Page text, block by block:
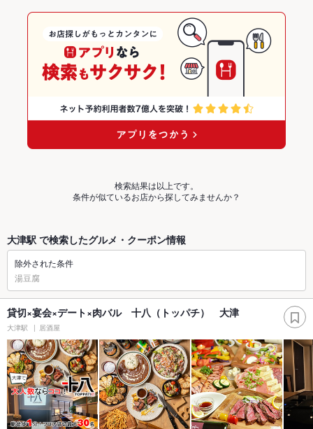
検索結果は以上です。
条件が似ているお店から探してみませんか？
大津駅 で検索したグルメ・クーポン情報
除外された条件
湯豆腐
貸切×宴会×デート×肉バル 十八（トッパチ） 大津
大津駅 居酒屋